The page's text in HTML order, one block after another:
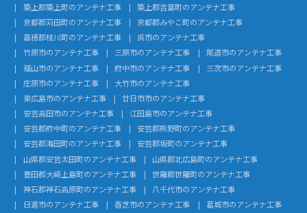
築上郡築上町のアンテナ工事
築上郡吉富町のアンテナ工事
京都郡苅田町のアンテナ工事
京都郡みやこ町のアンテナ工事
嘉穂郡桂川町のアンテナ工事
呉市のアンテナ工事
竹原市のアンテナ工事
三原市のアンテナ工事
尾道市のアンテナ工事
福山市のアンテナ工事
府中市のアンテナ工事
三次市のアンテナ工事
庄原市のアンテナ工事
大竹市のアンテナ工事
東広島市のアンテナ工事
廿日市市のアンテナ工事
安芸高田市のアンテナ工事
江田島市のアンテナ工事
安芸郡府中町のアンテナ工事
安芸郡熊野町のアンテナ工事
安芸郡海田町のアンテナ工事
安芸郡坂町のアンテナ工事
山県郡安芸太田町のアンテナ工事
山県郡北広島町のアンテナ工事
豊田郡大崎上島町のアンテナ工事
世羅郡世羅町のアンテナ工事
神石郡神石高原町のアンテナ工事
八千代市のアンテナ工事
日進市のアンテナ工事
香芝市のアンテナ工事
葛城市のアンテナ工事